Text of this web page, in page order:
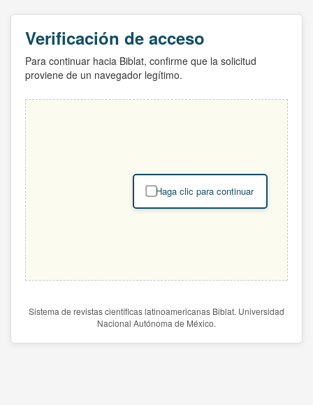
Verificación de acceso
Para continuar hacia Biblat, confirme que la solicitud
proviene de un navegador legítimo.
Haga clic para continuar
Sistema de revistas científicas latinoamericanas Biblat. Universidad
Nacional Autónoma de México.